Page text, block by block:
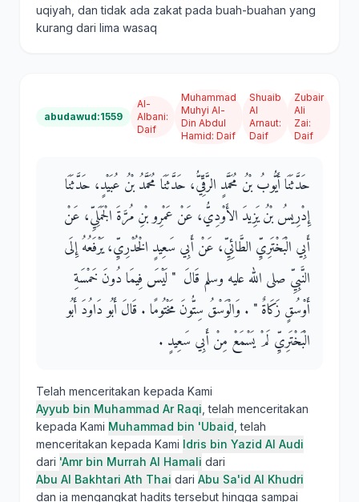
uqiyah, dan tidak ada zakat pada buah-buahan yang
kurang dari lima wasaq
abudawud:1559
Al-
Albani:
Daif
Muhammad
Muhyi Al-
Din Abdul
Hamid: Daif
Shuaib
Al
Arnaut:
Daif
Zubair
Ali
Zai:
Daif
حَدَّثَنَا أَيُّوبُ بْنُ مُحَمَّدٍ الرَّقِّيُّ، حَدَّثَنَا مُحَمَّدُ بْنُ عُبَيْدٍ، حَدَّثَنَا
إِدْرِيسُ بْنُ يَزِيدَ الأَوْدِيُّ، عَنْ عَمْرِو بْنِ مُرَّةَ الْجَمَلِيِّ، عَنْ
أَبِي الْبَخْتَرِيِّ الطَّائِيِّ، عَنْ أَبِي سَعِيدٍ الْخُدْرِيِّ، يَرْفَعُهُ إِلَى
النَّبِيِّ صلى الله عليه وسلم قَالَ ‏ "‏ لَيْسَ فِيمَا دُونَ خَمْسَةِ
أَوْسُقٍ زَكَاةٌ ‏"‏ ‏.‏ وَالْوَسْقُ سِتُّونَ مَخْتُومًا ‏.‏ قَالَ أَبُو دَاوُدَ أَبُو
الْبَخْتَرِيِّ لَمْ يَسْمَعْ مِنْ أَبِي سَعِيدٍ ‏.‏
Telah menceritakan kepada Kami
Ayyub bin Muhammad Ar Raqi , telah menceritakan
kepada Kami Muhammad bin 'Ubaid , telah
menceritakan kepada Kami Idris bin Yazid Al Audi
dari 'Amr bin Murrah Al Hamali dari
Abu Al Bakhtari Ath Thai dari Abu Sa'id Al Khudri
dan ia mengangkat hadits tersebut hingga sampai